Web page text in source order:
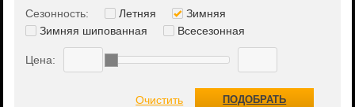
Сезонность: Летняя
Зимняя
Зимняя шипованная
Всесезонная
Цена:
Очистить ПОДОБРАТЬ